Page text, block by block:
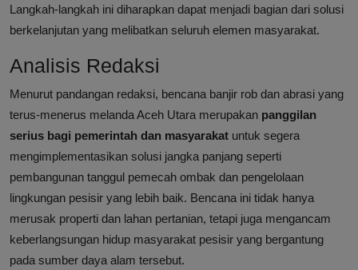
Langkah-langkah ini diharapkan dapat menjadi bagian dari solusi
berkelanjutan yang melibatkan seluruh elemen masyarakat.
Analisis Redaksi
Menurut pandangan redaksi, bencana banjir rob dan abrasi yang
terus-menerus melanda Aceh Utara merupakan panggilan
serius bagi pemerintah dan masyarakat untuk segera
mengimplementasikan solusi jangka panjang seperti
pembangunan tanggul pemecah ombak dan pengelolaan
lingkungan pesisir yang lebih baik. Bencana ini tidak hanya
merusak properti dan lahan pertanian, tetapi juga mengancam
keberlangsungan hidup masyarakat pesisir yang bergantung
pada sumber daya alam tersebut.